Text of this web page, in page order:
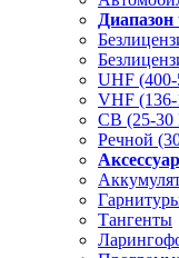
Диапазон
UHF
VHF
CB (25-
Речной
Тангенты